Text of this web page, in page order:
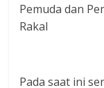
Pemuda dan
Rakal
Pada saat ini